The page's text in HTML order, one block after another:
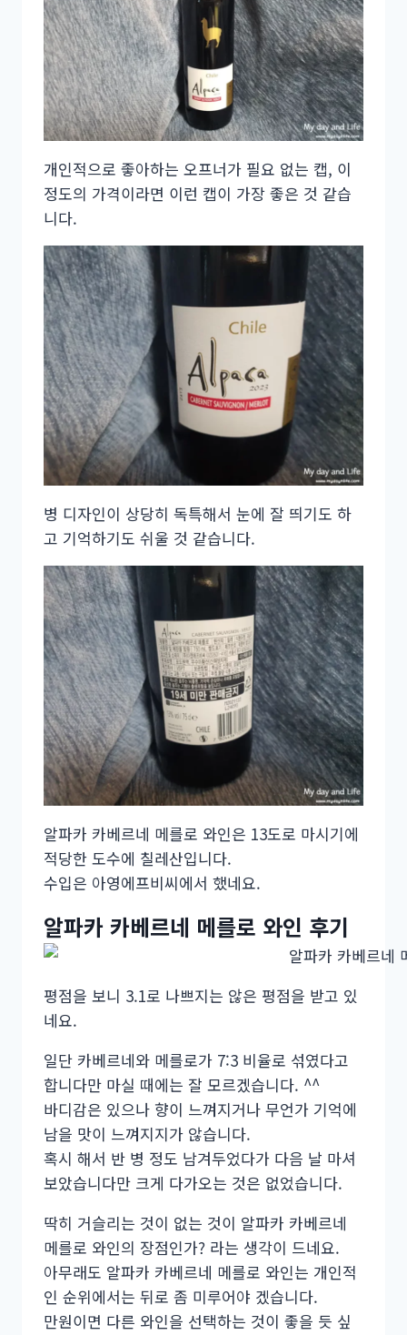
개인적으로 좋아하는 오프너가 필요 없는 캡, 이
정도의 가격이라면 이런 캡이 가장 좋은 것 같습
니다.
병 디자인이 상당히 독특해서 눈에 잘 띄기도 하
고 기억하기도 쉬울 것 같습니다.
알파카 카베르네 메를로 와인은 13도로 마시기에
적당한 도수에 칠레산입니다.
수입은 아영에프비씨에서 했네요.
알파카 카베르네 메를로 와인 후기
평점을 보니 3.1로 나쁘지는 않은 평점을 받고 있
네요.
일단 카베르네와 메를로가 7:3 비율로 섞였다고
합니다만 마실 때에는 잘 모르겠습니다. ^^
바디감은 있으나 향이 느껴지거나 무언가 기억에
남을 맛이 느껴지지가 않습니다.
혹시 해서 반 병 정도 남겨두었다가 다음 날 마셔
보았습니다만 크게 다가오는 것은 없었습니다.
딱히 거슬리는 것이 없는 것이 알파카 카베르네
메를로 와인의 장점인가? 라는 생각이 드네요.
아무래도 알파카 카베르네 메를로 와인는 개인적
인 순위에서는 뒤로 좀 미루어야 겠습니다.
만원이면 다른 와인을 선택하는 것이 좋을 듯 싶